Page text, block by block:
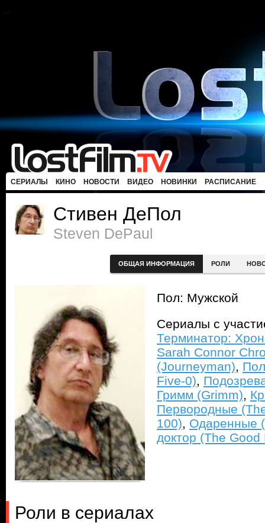
СЕРИАЛЫ КИНО НОВОСТИ ВИДЕО НОВИНКИ РАСПИСАНИЕ
Стивен ДеПол
Steven DePaul
ОБЩАЯ ИНФОРМАЦИЯ РОЛИ
Пол: Мужской
Сериалы с
Терминатор:
Sarah Connor
(Journeyman),
Five-0),
Гримм (Grimm),
Первородные
100), Одаренные
доктор (The Good
Роли в сериалах